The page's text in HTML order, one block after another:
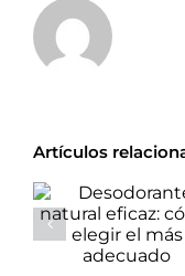
Artículos
natural
cómo elegir el
más